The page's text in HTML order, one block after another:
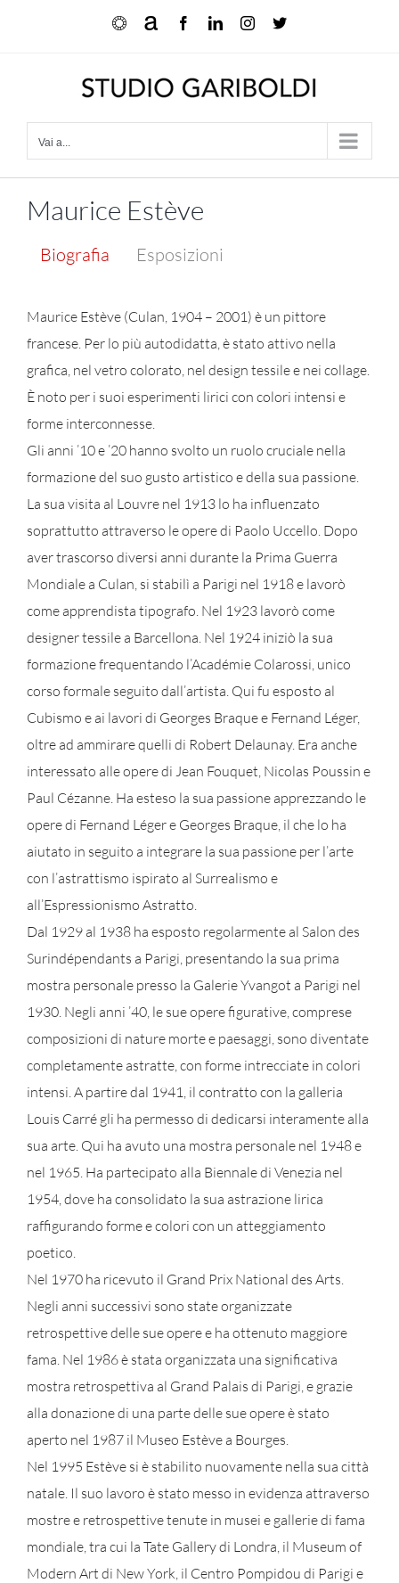
OculaArtnet FacebookLinkedInInstagram
X
Vai a...
Maurice Estève
Biografia Esposizioni
Maurice Estève (Culan, 1904 – 2001) è un pittore
francese. Per lo più autodidatta, è stato attivo nella
grafica, nel vetro colorato, nel design tessile e nei collage.
È noto per i suoi esperimenti lirici con colori intensi e
forme interconnesse.
Gli anni ’10 e ’20 hanno svolto un ruolo cruciale nella
formazione del suo gusto artistico e della sua passione.
La sua visita al Louvre nel 1913 lo ha influenzato
soprattutto attraverso le opere di Paolo Uccello. Dopo
aver trascorso diversi anni durante la Prima Guerra
Mondiale a Culan, si stabilì a Parigi nel 1918 e lavorò
come apprendista tipografo. Nel 1923 lavorò come
designer tessile a Barcellona. Nel 1924 iniziò la sua
formazione frequentando l’Académie Colarossi, unico
corso formale seguito dall’artista. Qui fu esposto al
Cubismo e ai lavori di Georges Braque e Fernand Léger,
oltre ad ammirare quelli di Robert Delaunay. Era anche
interessato alle opere di Jean Fouquet, Nicolas Poussin e
Paul Cézanne. Ha esteso la sua passione apprezzando le
opere di Fernand Léger e Georges Braque, il che lo ha
aiutato in seguito a integrare la sua passione per l’arte
con l’astrattismo ispirato al Surrealismo e
all’Espressionismo Astratto.
Dal 1929 al 1938 ha esposto regolarmente al Salon des
Surindépendants a Parigi, presentando la sua prima
mostra personale presso la Galerie Yvangot a Parigi nel
1930. Negli anni ’40, le sue opere figurative, comprese
composizioni di nature morte e paesaggi, sono diventate
completamente astratte, con forme intrecciate in colori
intensi. A partire dal 1941, il contratto con la galleria
Louis Carré gli ha permesso di dedicarsi interamente alla
sua arte. Qui ha avuto una mostra personale nel 1948 e
nel 1965. Ha partecipato alla Biennale di Venezia nel
1954, dove ha consolidato la sua astrazione lirica
raffigurando forme e colori con un atteggiamento
poetico.
Nel 1970 ha ricevuto il Grand Prix National des Arts.
Negli anni successivi sono state organizzate
retrospettive delle sue opere e ha ottenuto maggiore
fama. Nel 1986 è stata organizzata una significativa
mostra retrospettiva al Grand Palais di Parigi, e grazie
alla donazione di una parte delle sue opere è stato
aperto nel 1987 il Museo Estève a Bourges.
Nel 1995 Estève si è stabilito nuovamente nella sua città
natale. Il suo lavoro è stato messo in evidenza attraverso
mostre e retrospettive tenute in musei e gallerie di fama
mondiale, tra cui la Tate Gallery di Londra, il Museum of
Modern Art di New York, il Centro Pompidou di Parigi e